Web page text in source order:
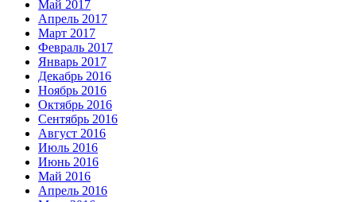
Май 2017
Апрель 2017
Март 2017
Февраль 2017
Январь 2017
Декабрь 2016
Ноябрь 2016
Октябрь 2016
Сентябрь 2016
Август 2016
Июль 2016
Июнь 2016
Май 2016
Апрель 2016